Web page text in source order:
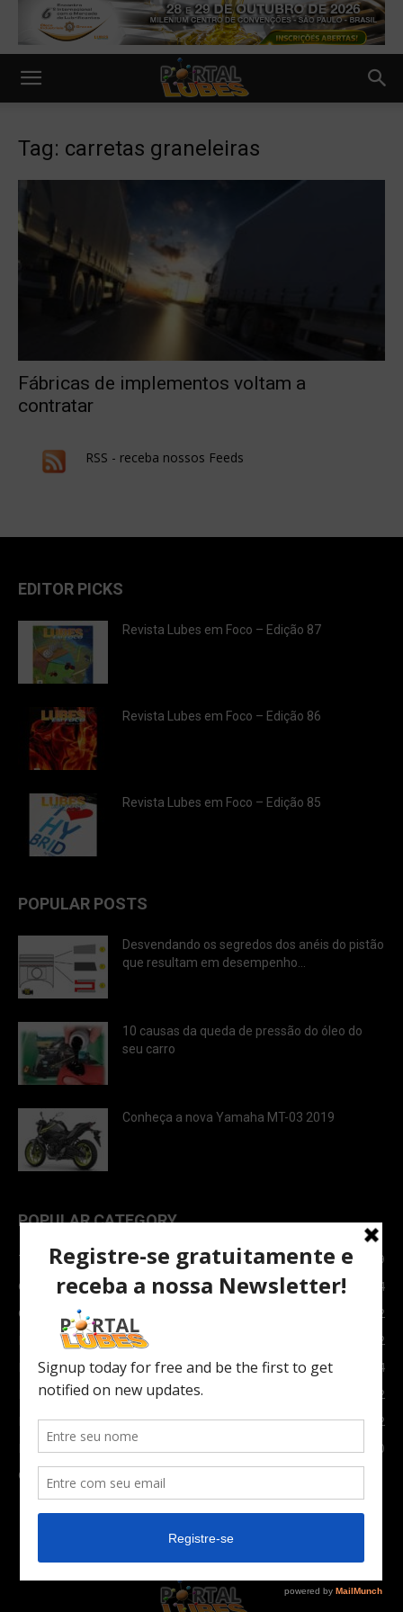
Tag: carretas graneleiras
Fábricas de implementos voltam a
contratar
RSS - receba nossos Feeds
EDITOR PICKS
Revista Lubes em Foco – Edição 87
Revista Lubes em Foco – Edição 86
Revista Lubes em Foco – Edição 85
POPULAR POSTS
Desvendando os segredos dos anéis do pistão
que resultam em desempenho...
10 causas da queda de pressão do óleo do
seu carro
Conheça a nova Yamaha MT-03 2019
POPULAR CATEGORY
TOPNEWS
7089
Carro e Moto
3764
Carro
2082
Notícias
1852
Indústria
1024
Moto
972
Economia
672
Newsletter
630
Carros Verdes e Novas tecnologias automotivas